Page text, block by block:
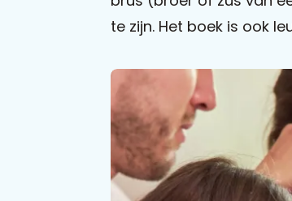
te zijn. Het boek is ook